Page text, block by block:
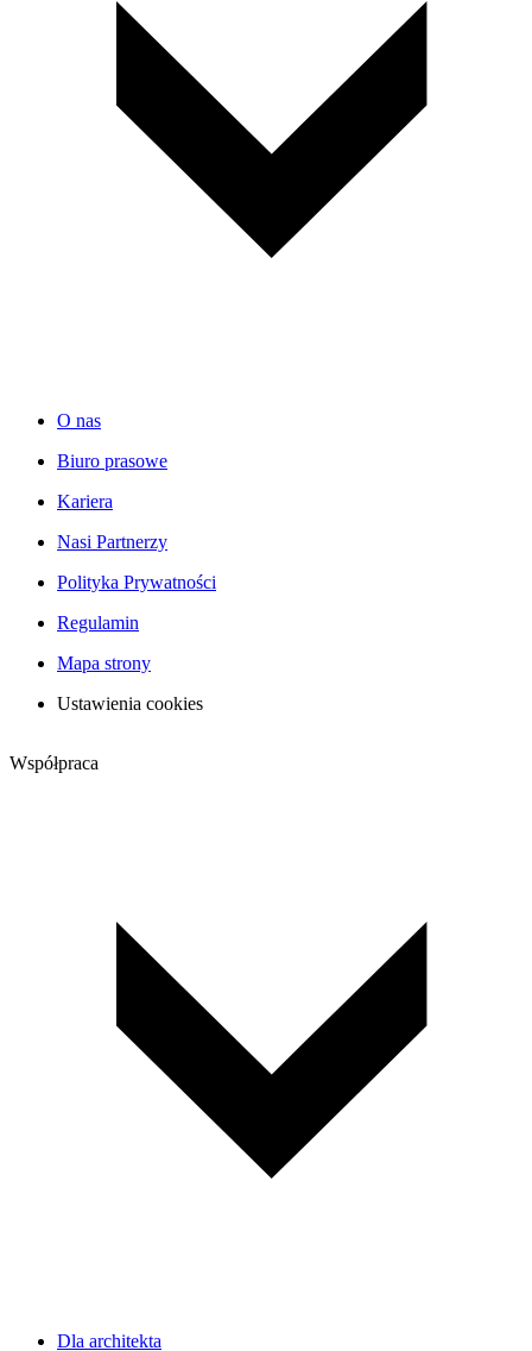
O nas
Biuro prasowe
Kariera
Nasi Partnerzy
Polityka Prywatności
Regulamin
Mapa strony
Ustawienia cookies
Współpraca
Dla architekta